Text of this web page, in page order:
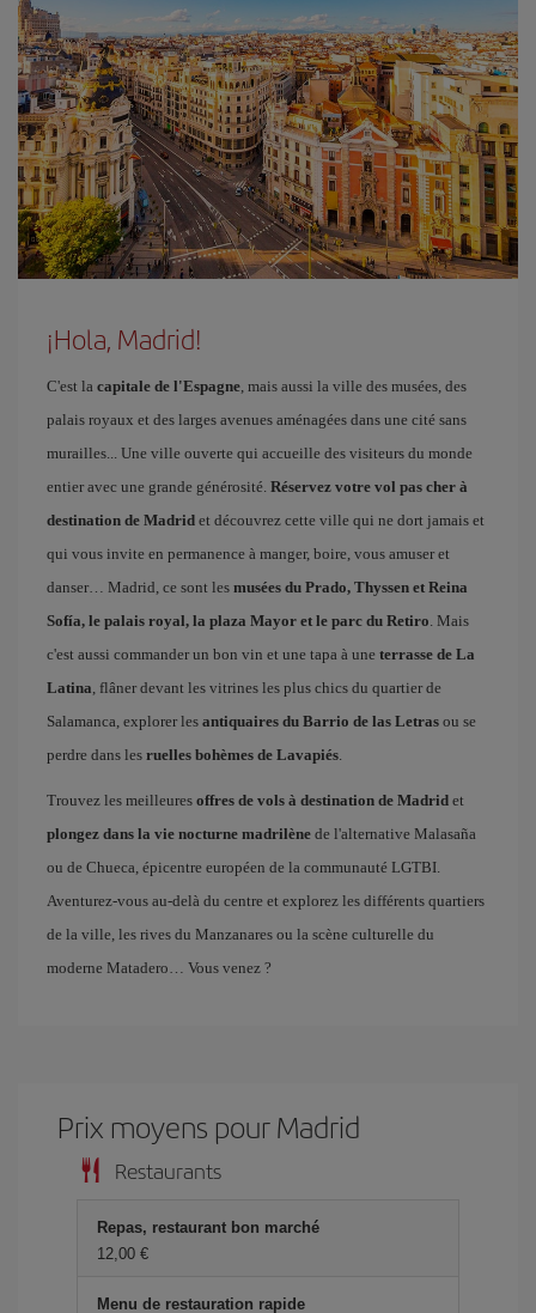
¡Hola, Madrid!
C'est la capitale de l'Espagne, mais aussi la ville des musées, des
palais royaux et des larges avenues aménagées dans une cité sans
murailles... Une ville ouverte qui accueille des visiteurs du monde
entier avec une grande générosité. Réservez votre vol pas cher à
destination de Madrid et découvrez cette ville qui ne dort jamais et
qui vous invite en permanence à manger, boire, vous amuser et
danser… Madrid, ce sont les musées du Prado, Thyssen et Reina
Sofía, le palais royal, la plaza Mayor et le parc du Retiro. Mais
c'est aussi commander un bon vin et une tapa à une terrasse de La
Latina, flâner devant les vitrines les plus chics du quartier de
Salamanca, explorer les antiquaires du Barrio de las Letras ou se
perdre dans les ruelles bohèmes de Lavapiés.
Trouvez les meilleures offres de vols à destination de Madrid et
plongez dans la vie nocturne madrilène de l'alternative Malasaña
ou de Chueca, épicentre européen de la communauté LGTBI.
Aventurez-vous au-delà du centre et explorez les différents quartiers
de la ville, les rives du Manzanares ou la scène culturelle du
moderne Matadero… Vous venez ?
Prix ​​moyens pour Madrid
Restaurants
Repas, restaurant bon marché
12,00 €
Menu de restauration rapide